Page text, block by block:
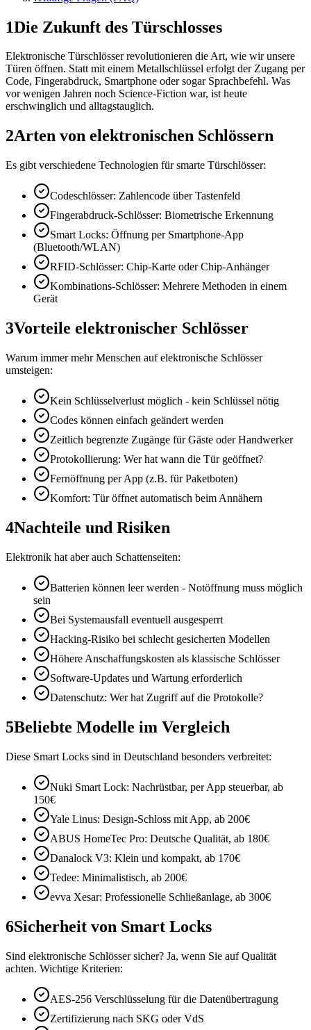
1Die Zukunft des Türschlosses
Elektronische Türschlösser revolutionieren die Art, wie wir unsere
Türen öffnen. Statt mit einem Metallschlüssel erfolgt der Zugang per
Code, Fingerabdruck, Smartphone oder sogar Sprachbefehl. Was
vor wenigen Jahren noch Science-Fiction war, ist heute
erschwinglich und alltagstauglich.
2Arten von elektronischen Schlössern
Es gibt verschiedene Technologien für smarte Türschlösser:
Codeschlösser: Zahlencode über Tastenfeld
Fingerabdruck-Schlösser: Biometrische Erkennung
Smart Locks: Öffnung per Smartphone-App
(Bluetooth/WLAN)
RFID-Schlösser: Chip-Karte oder Chip-Anhänger
Kombinations-Schlösser: Mehrere Methoden in einem
Gerät
3Vorteile elektronischer Schlösser
Warum immer mehr Menschen auf elektronische Schlösser
umsteigen:
Kein Schlüsselverlust möglich - kein Schlüssel nötig
Codes können einfach geändert werden
Zeitlich begrenzte Zugänge für Gäste oder Handwerker
Protokollierung: Wer hat wann die Tür geöffnet?
Fernöffnung per App (z.B. für Paketboten)
Komfort: Tür öffnet automatisch beim Annähern
4Nachteile und Risiken
Elektronik hat aber auch Schattenseiten:
Batterien können leer werden - Notöffnung muss möglich
sein
Bei Systemausfall eventuell ausgesperrt
Hacking-Risiko bei schlecht gesicherten Modellen
Höhere Anschaffungskosten als klassische Schlösser
Software-Updates und Wartung erforderlich
Datenschutz: Wer hat Zugriff auf die Protokolle?
5Beliebte Modelle im Vergleich
Diese Smart Locks sind in Deutschland besonders verbreitet:
Nuki Smart Lock: Nachrüstbar, per App steuerbar, ab
150€
Yale Linus: Design-Schloss mit App, ab 200€
ABUS HomeTec Pro: Deutsche Qualität, ab 180€
Danalock V3: Klein und kompakt, ab 170€
Tedee: Minimalistisch, ab 200€
evva Xesar: Professionelle Schließanlage, ab 300€
6Sicherheit von Smart Locks
Sind elektronische Schlösser sicher? Ja, wenn Sie auf Qualität
achten. Wichtige Kriterien:
AES-256 Verschlüsselung für die Datenübertragung
Zertifizierung nach SKG oder VdS